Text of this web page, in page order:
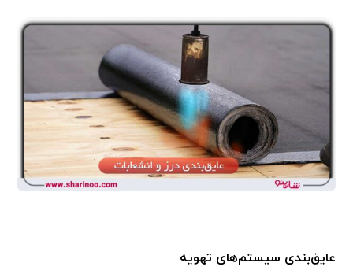
عایق‌بندی سیستم‌های تهویه